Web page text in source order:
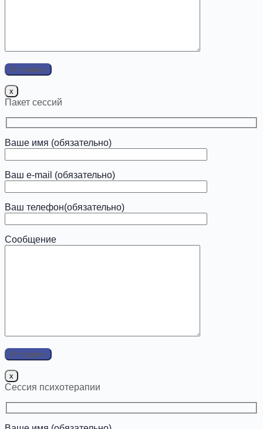
x
Пакет сессий
Ваше имя (обязательно)
Ваш e-mail (обязательно)
Ваш телефон(обязательно)
Сообщение
x
Сессия психотерапии